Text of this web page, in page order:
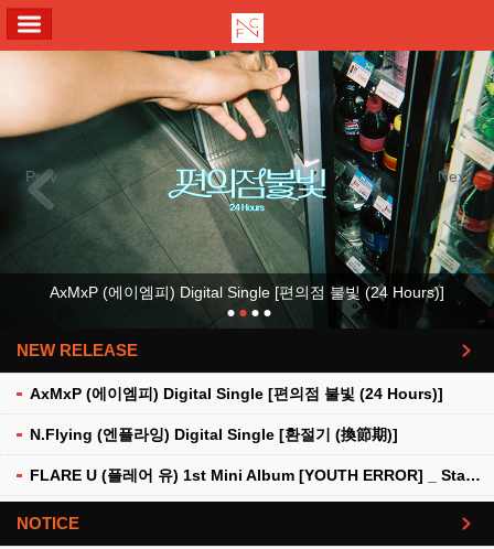
Previous Next
AxMxP (에이엠피) Digital Single [편의점 불빛 (24 Hours)]
NEW RELEASE
AxMxP (에이엠피) Digital Single [편의점 불빛 (24 Hours)]
N.Flying (엔플라잉) Digital Single [환절기 (換節期)]
FLARE U (플레어 유) 1st Mini Album [YOUTH ERROR] _ Stationery Kit Ver.
더보기
NOTICE 더보기